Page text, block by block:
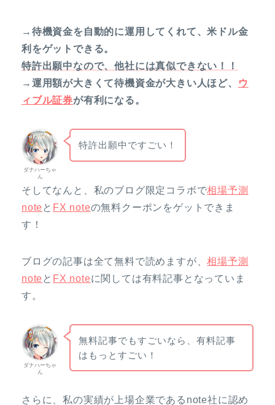
→待機資金を自動的に運用してくれて、米ドル金
利をゲットできる。
特許出願中なので、他社には真似できない！！
→運用額が大きくて待機資金が大きい人ほど、
ウ
ィブル証券が有利になる。
ダナハーちゃ
ん
特許出願中ですごい！
そしてなんと、私のブログ限定コラボで相場予測
note と FX noteの無料クーポンをゲットできま
す！
ブログの記事は全て無料で読めますが、相場予測
note と FX noteに関しては有料記事となっていま
す。
ダナハーちゃ
ん
無料記事でもすごいなら、有料記事
はもっとすごい！
さらに、私の実績が上場企業であるnote社に認め